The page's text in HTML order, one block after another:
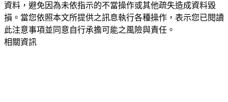
資料，避免因為未依指示的不當操作或其他疏失造成資料毀
損。當您依照本文所提供之訊息執行各種操作，表示您已閱讀
此注意事項並同意自行承擔可能之風險與責任。
相關資訊